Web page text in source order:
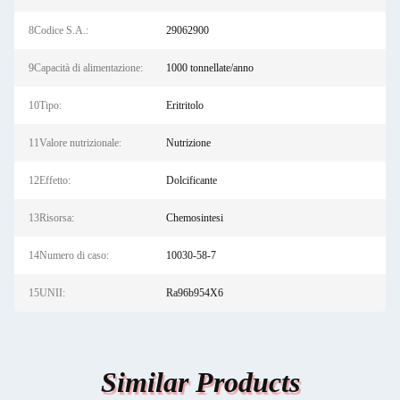
8Codice S.A.: 29062900
9Capacità di alimentazione: 1000 tonnellate/anno
10Tipo: Eritritolo
11Valore nutrizionale: Nutrizione
12Effetto: Dolcificante
13Risorsa: Chemosintesi
14Numero di caso: 10030-58-7
15UNII: Ra96b954X6
Similar Products